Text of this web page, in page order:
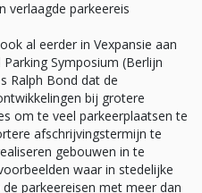
verlaagde parkeereis
al eerder in Vexpansie aan
Symposium (Berlijn
Ralph Bond dat de
bij grotere
om te veel parkeerplaatsen te
afschrijvingstermijn te
gebouwen in te
waar in stedelijke
parkeereisen met meer dan